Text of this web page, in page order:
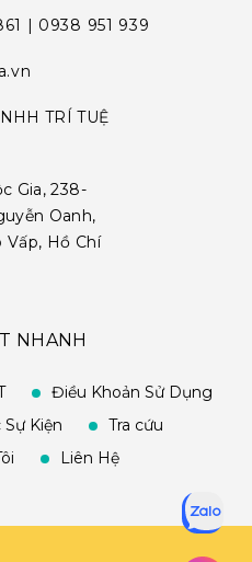
| 0938 951 939
TRÍ TUỆ
Gia, 238-
Oanh,
Vấp, Hồ Chí
NHANH
Điều Khoản Sử Dụng
Sự Kiện
Tra cứu
Liên Hệ